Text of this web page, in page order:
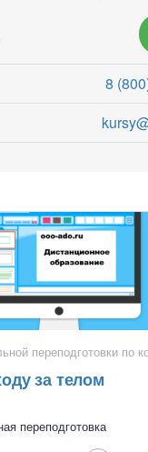
8
переподготовки по
за телом
переподготовка